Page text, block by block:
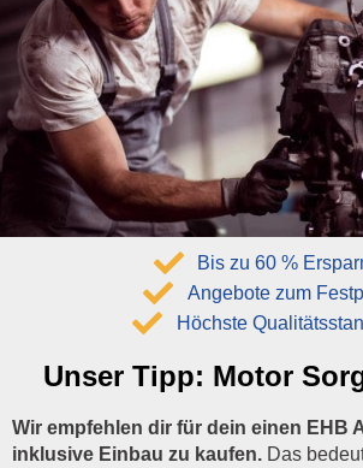
Unser Tipp: Motor
Wir empfehlen dir für dein einen EHB
inklusive Einbau zu kaufen. Das
Bis zu 60 %
Angebote zum
Höchste